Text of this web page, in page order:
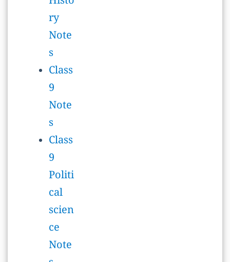
9
Note
s
Class
9
Politi
cal
scien
ce
Note
s
Class
9
Scien
ce